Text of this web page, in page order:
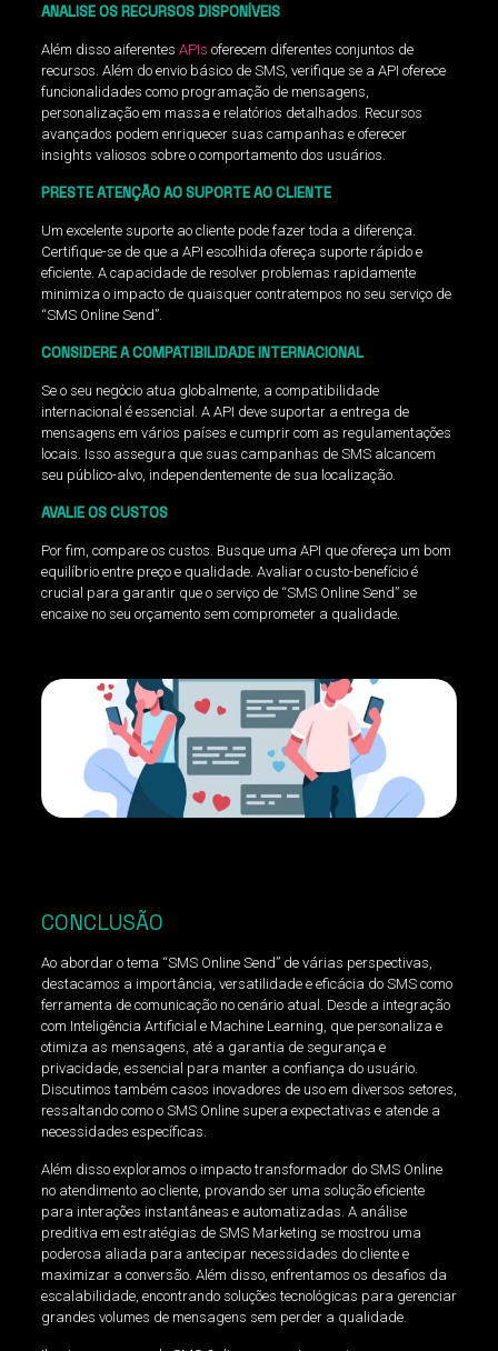
ANALISE OS RECURSOS DISPONÍVEIS
Além disso aiferentes APIs oferecem diferentes conjuntos de
recursos. Além do envio básico de SMS, verifique se a API oferece
funcionalidades como programação de mensagens,
personalização em massa e relatórios detalhados. Recursos
avançados podem enriquecer suas campanhas e oferecer
insights valiosos sobre o comportamento dos usuários.
PRESTE ATENÇÃO AO SUPORTE AO CLIENTE
Um excelente suporte ao cliente pode fazer toda a diferença.
Certifique-se de que a API escolhida ofereça suporte rápido e
eficiente. A capacidade de resolver problemas rapidamente
minimiza o impacto de quaisquer contratempos no seu serviço de
“SMS Online Send”.
CONSIDERE A COMPATIBILIDADE INTERNACIONAL
Se o seu negócio atua globalmente, a compatibilidade
internacional é essencial. A API deve suportar a entrega de
mensagens em vários países e cumprir com as regulamentações
locais. Isso assegura que suas campanhas de SMS alcancem
seu público-alvo, independentemente de sua localização.
AVALIE OS CUSTOS
Por fim, compare os custos. Busque uma API que ofereça um bom
equilíbrio entre preço e qualidade. Avaliar o custo-benefício é
crucial para garantir que o serviço de “SMS Online Send” se
encaixe no seu orçamento sem comprometer a qualidade.
CONCLUSÃO
Ao abordar o tema “SMS Online Send” de várias perspectivas,
destacamos a importância, versatilidade e eficácia do SMS como
ferramenta de comunicação no cenário atual. Desde a integração
com Inteligência Artificial e Machine Learning, que personaliza e
otimiza as mensagens, até a garantia de segurança e
privacidade, essencial para manter a confiança do usuário.
Discutimos também casos inovadores de uso em diversos setores,
ressaltando como o SMS Online supera expectativas e atende a
necessidades específicas.
Além disso exploramos o impacto transformador do SMS Online
no atendimento ao cliente, provando ser uma solução eficiente
para interações instantâneas e automatizadas. A análise
preditiva em estratégias de SMS Marketing se mostrou uma
poderosa aliada para antecipar necessidades do cliente e
maximizar a conversão. Além disso, enfrentamos os desafios da
escalabilidade, encontrando soluções tecnológicas para gerenciar
grandes volumes de mensagens sem perder a qualidade.